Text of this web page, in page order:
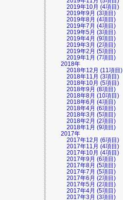
2019年10月 (4項目)
2019年9月 (3項目)
2019年8月 (4項目)
2019年7月 (4項目)
2019年5月 (3項目)
2019年4月 (9項目)
2019年3月 (2項目)
2019年2月 (5項目)
2019年1月 (7項目)
2018年
2018年12月 (11項目)
2018年11月 (3項目)
2018年10月 (5項目)
2018年9月 (8項目)
2018年8月 (10項目)
2018年6月 (4項目)
2018年4月 (6項目)
2018年3月 (5項目)
2018年2月 (2項目)
2018年1月 (9項目)
2017年
2017年12月 (6項目)
2017年11月 (4項目)
2017年10月 (4項目)
2017年9月 (6項目)
2017年8月 (5項目)
2017年7月 (5項目)
2017年6月 (2項目)
2017年5月 (2項目)
2017年4月 (5項目)
2017年3月 (3項目)